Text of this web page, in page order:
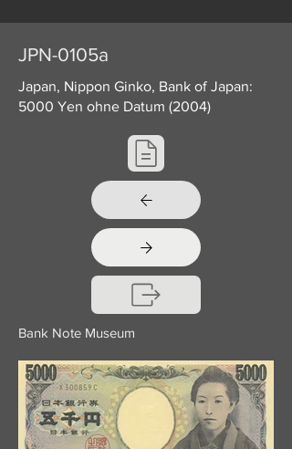
JPN-0105a
Japan, Nippon Ginko, Bank of Japan:
5000 Yen ohne Datum (2004)
Bank Note Museum